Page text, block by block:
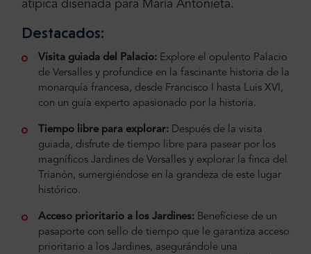
atípica diseñada para María Antonieta.
Destacados:
Visita guiada del Palacio: Explore el opulento Palacio
de Versalles y profundice en la fascinante historia de la
monarquía francesa, desde Francisco I hasta Luis XVI,
con un guía experto apasionado por la historia.
Tiempo libre para explorar: Después de la visita
guiada, disfrute de tiempo libre para pasear por los
magníficos Jardines de Versalles y explorar la finca del
Trianón, sumergiéndose en la grandeza de este lugar
histórico.
Acceso prioritario a los Jardines: Benefíciese de un
pasaporte con sello de tiempo que le garantiza acceso
prioritario a los Jardines, asegurándole una